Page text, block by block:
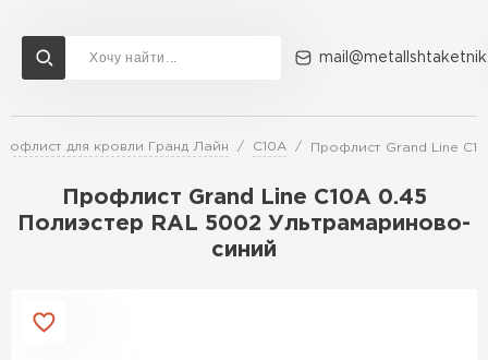
для кровли Гранд Лайн С10A Профлист Grand Line
Профлист Grand Line C10A 0.45
Полиэстер RAL 5002 Ультрамариново-
синий
Доставка и оплата Акции О компании Контакты
Перейти в каталог